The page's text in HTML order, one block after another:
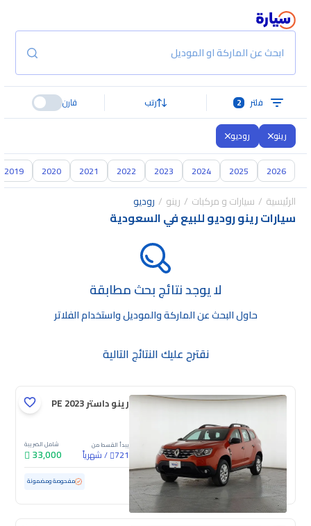
ابحث عن الماركة او الموديل
فلتر 2 رتب قارن
رينو روديو
2026
2025
2024
2023
2022
2021
2020
2019
الرئيسية سيارات و مركبات رينو روديو
سيارات رينو روديو للبيع في السعودية
لا يوجد نتائج بحث مطابقة
حاول البحث عن الماركة والموديل واستخدام الفلاتر
نقترح عليك النتائج التالية
رينو داستر PE 2023
يبدأ القسط من
721
/شهرياً
شامل الضريبة
33,000
مستعملة 121,881 كم مفحوصة ومضمونة